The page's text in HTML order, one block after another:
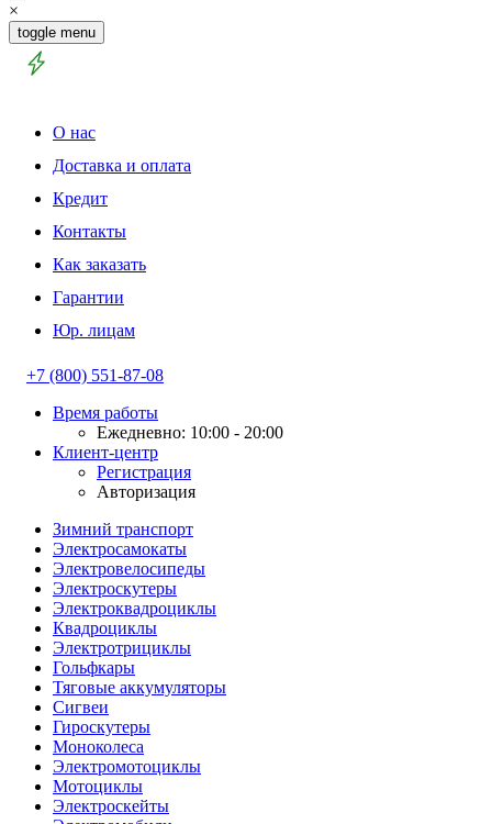
×
toggle menu
О нас
Доставка и оплата
Кредит
Контакты
Как заказать
Гарантии
Юр. лицам
+7 (800) 551-87-08
Время работы
Ежедневно: 10:00 - 20:00
Клиент-центр
Регистрация
Авторизация
Зимний транспорт
Электросамокаты
Электровелосипеды
Электроскутеры
Электроквадроциклы
Квадроциклы
Электротрициклы
Гольфкары
Тяговые аккумуляторы
Сигвеи
Гироскутеры
Моноколеса
Электромотоциклы
Мотоциклы
Электроскейты